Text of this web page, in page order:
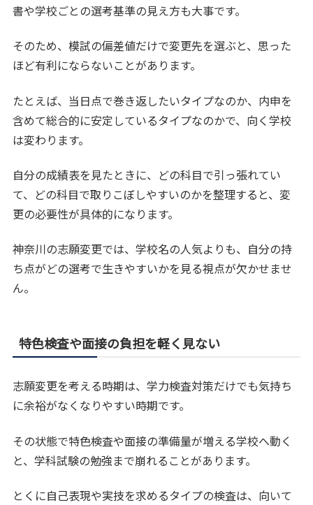
書や学校ごとの選考基準の見え方も大事です。
そのため、模試の偏差値だけで変更先を選ぶと、思った
ほど有利にならないことがあります。
たとえば、当日点で巻き返したいタイプなのか、内申を
含めて総合的に安定しているタイプなのかで、向く学校
は変わります。
自分の成績表を見たときに、どの科目で引っ張れてい
て、どの科目で取りこぼしやすいのかを整理すると、変
更の必要性が具体的になります。
神奈川の志願変更では、学校名の人気よりも、自分の持
ち点がどの選考で生きやすいかを見る視点が欠かせませ
ん。
特色検査や面接の負担を軽く見ない
志願変更を考える時期は、学力検査対策だけでも気持ち
に余裕がなくなりやすい時期です。
その状態で特色検査や面接の準備量が増える学校へ動く
と、学科試験の勉強まで崩れることがあります。
とくに自己表現や実技を求めるタイプの検査は、向いて